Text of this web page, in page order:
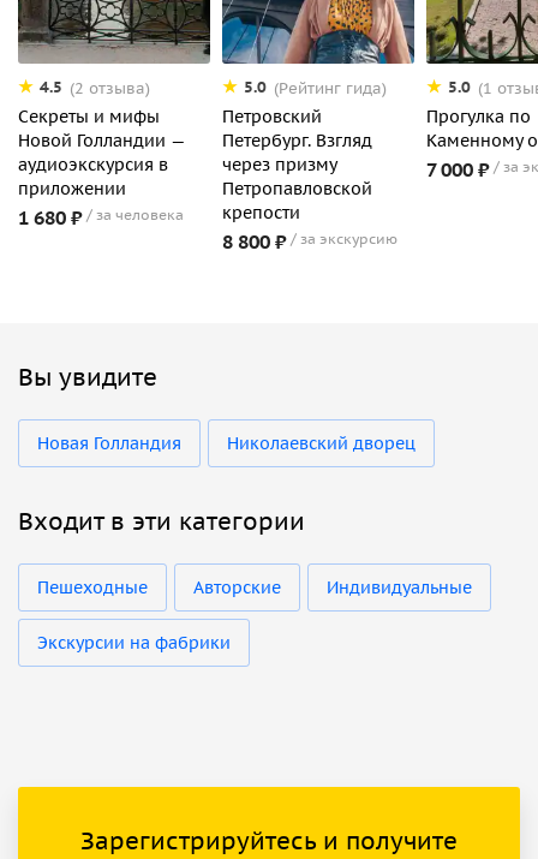
4.5 (2 отзыва)
Секреты и мифы
Новой Голландии —
аудиоэкскурсия в
приложении
1 680 ₽ за человека
5.0 (Рейтинг гида)
Петровский
Петербург. Взгляд
через призму
Петропавловской
крепости
8 800 ₽ за экскурсию
5.0 (1
Прогулка по
Каменному
7 000 ₽ за
Вы увидите
Новая Голландия Николаевский дворец
Входит в эти категории
Пешеходные Авторские Индивидуальные
Экскурсии на фабрики
Зарегистрируйтесь и получите